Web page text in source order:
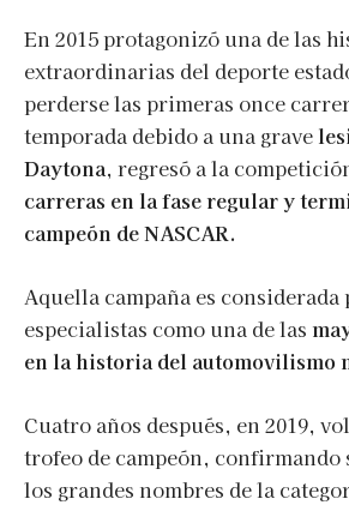
En 2015 protagonizó una de las
extraordinarias del deporte
perderse las primeras once
temporada debido a una grave
Daytona, regresó a la
carreras en la fase regular y
campeón de NASCAR.
Aquella campaña es considerada
especialistas como una de las
en la historia del automovilismo
Cuatro años después, en 2019,
trofeo de campeón, confirmando
los grandes nombres de la